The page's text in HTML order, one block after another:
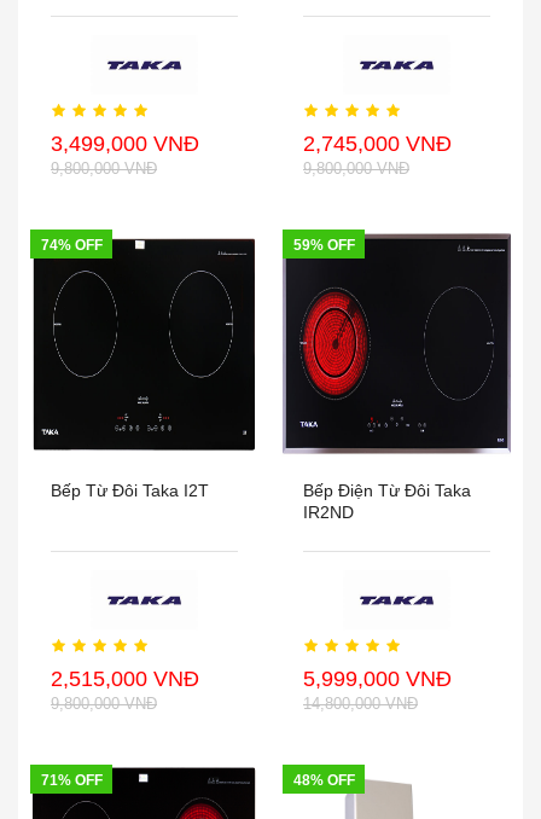
3,499,000 VNĐ
9,800,000 VNĐ
2,745,000 VNĐ
9,800,000 VNĐ
74% OFF
Bếp Từ Đôi Taka I2T
2,515,000 VNĐ
9,800,000 VNĐ
59% OFF
Bếp Điện Từ Đôi Taka
IR2ND
5,999,000 VNĐ
14,800,000 VNĐ
71% OFF 48% OFF